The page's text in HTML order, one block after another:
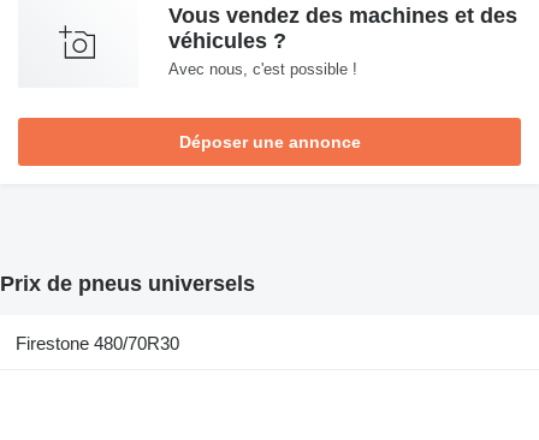
Vous vendez des machines et des
véhicules ?
Avec nous, c'est possible !
Déposer une annonce
Prix de pneus universels
Firestone 480/70R30